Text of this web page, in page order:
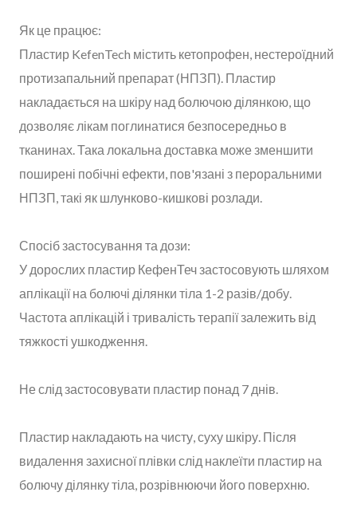
Як це працює:
Пластир KefenTech містить кетопрофен, нестероїдний
протизапальний препарат (НПЗП). Пластир
накладається на шкіру над болючою ділянкою, що
дозволяє лікам поглинатися безпосередньо в
тканинах. Така локальна доставка може зменшити
поширені побічні ефекти, пов'язані з пероральними
НПЗП, такі як шлунково-кишкові розлади.
Спосіб застосування та дози:
У дорослих пластир КефенТеч застосовують шляхом
аплікації на болючі ділянки тіла 1-2 разів/добу.
Частота аплікацій і тривалість терапії залежить від
тяжкості ушкодження.
Не слід застосовувати пластир понад 7 днів.
Пластир накладають на чисту, суху шкіру. Після
видалення захисної плівки слід наклеїти пластир на
болючу ділянку тіла, розрівнюючи його поверхню.